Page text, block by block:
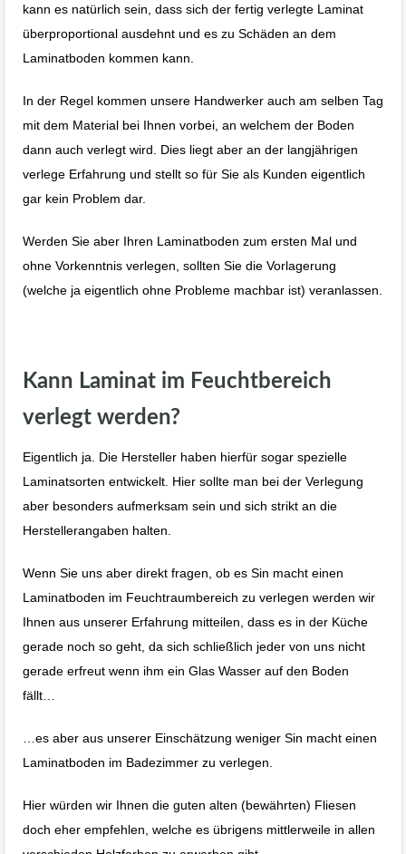
kann es natürlich sein, dass sich der fertig verlegte Laminat
überproportional ausdehnt und es zu Schäden an dem
Laminatboden kommen kann.
In der Regel kommen unsere Handwerker auch am selben Tag
mit dem Material bei Ihnen vorbei, an welchem der Boden
dann auch verlegt wird. Dies liegt aber an der langjährigen
verlege Erfahrung und stellt so für Sie als Kunden eigentlich
gar kein Problem dar.
Werden Sie aber Ihren Laminatboden zum ersten Mal und
ohne Vorkenntnis verlegen, sollten Sie die Vorlagerung
(welche ja eigentlich ohne Probleme machbar ist) veranlassen.
Kann Laminat im Feuchtbereich
verlegt werden?
Eigentlich ja. Die Hersteller haben hierfür sogar spezielle
Laminatsorten entwickelt. Hier sollte man bei der Verlegung
aber besonders aufmerksam sein und sich strikt an die
Herstellerangaben halten.
Wenn Sie uns aber direkt fragen, ob es Sin macht einen
Laminatboden im Feuchtraumbereich zu verlegen werden wir
Ihnen aus unserer Erfahrung mitteilen, dass es in der Küche
gerade noch so geht, da sich schließlich jeder von uns nicht
gerade erfreut wenn ihm ein Glas Wasser auf den Boden
fällt…
…es aber aus unserer Einschätzung weniger Sin macht einen
Laminatboden im Badezimmer zu verlegen.
Hier würden wir Ihnen die guten alten (bewährten) Fliesen
doch eher empfehlen, welche es übrigens mittlerweile in allen